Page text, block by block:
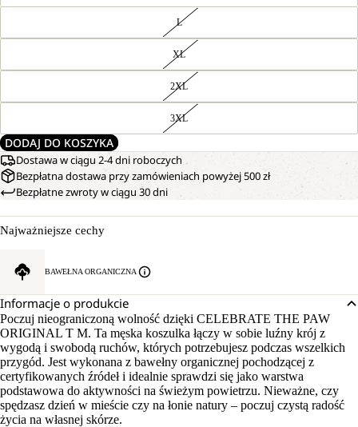
L
XL
2XL
3XL
DODAJ DO KOSZYKA
Dostawa w ciągu 2-4 dni roboczych
Bezpłatna dostawa przy zamówieniach powyżej 500 zł
Bezpłatne zwroty w ciągu 30 dni
Najważniejsze cechy
BAWEŁNA ORGANICZNA
Informacje o produkcie
Poczuj nieograniczoną wolność dzięki CELEBRATE THE PAW
ORIGINAL T M. Ta męska koszulka łączy w sobie luźny krój z
wygodą i swobodą ruchów, których potrzebujesz podczas wszelkich
przygód. Jest wykonana z bawełny organicznej pochodzącej z
certyfikowanych źródeł i idealnie sprawdzi się jako warstwa
podstawowa do aktywności na świeżym powietrzu. Nieważne, czy
spędzasz dzień w mieście czy na łonie natury – poczuj czystą radość
życia na własnej skórze.